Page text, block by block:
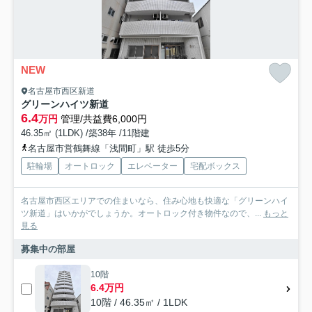
NEW
名古屋市西区新道
グリーンハイツ新道
6.4万円 管理/共益費6,000円
46.35㎡ (1LDK) /築38年 /11階建
名古屋市営鶴舞線「浅間町」駅 徒歩5分
駐輪場 オートロック エレベーター 宅配ボックス
名古屋市西区エリアでの住まいなら、住み心地も快適な「グリーンハイ
ツ新道」はいかがでしょうか。オートロック付き物件なので、... もっと
見る
募集中の部屋
10階
6.4万円
10階 / 46.35㎡ / 1LDK